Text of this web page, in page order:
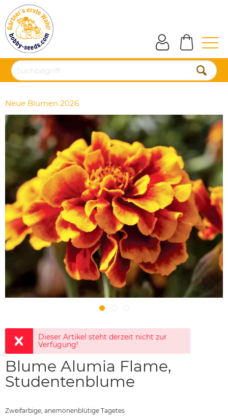
Neue Blumen 2026
Dieser Artikel steht derzeit nicht zur
Verfügung!
Blume Alumia Flame,
Studentenblume
Zweifarbige, anemonenblütige Tagetes